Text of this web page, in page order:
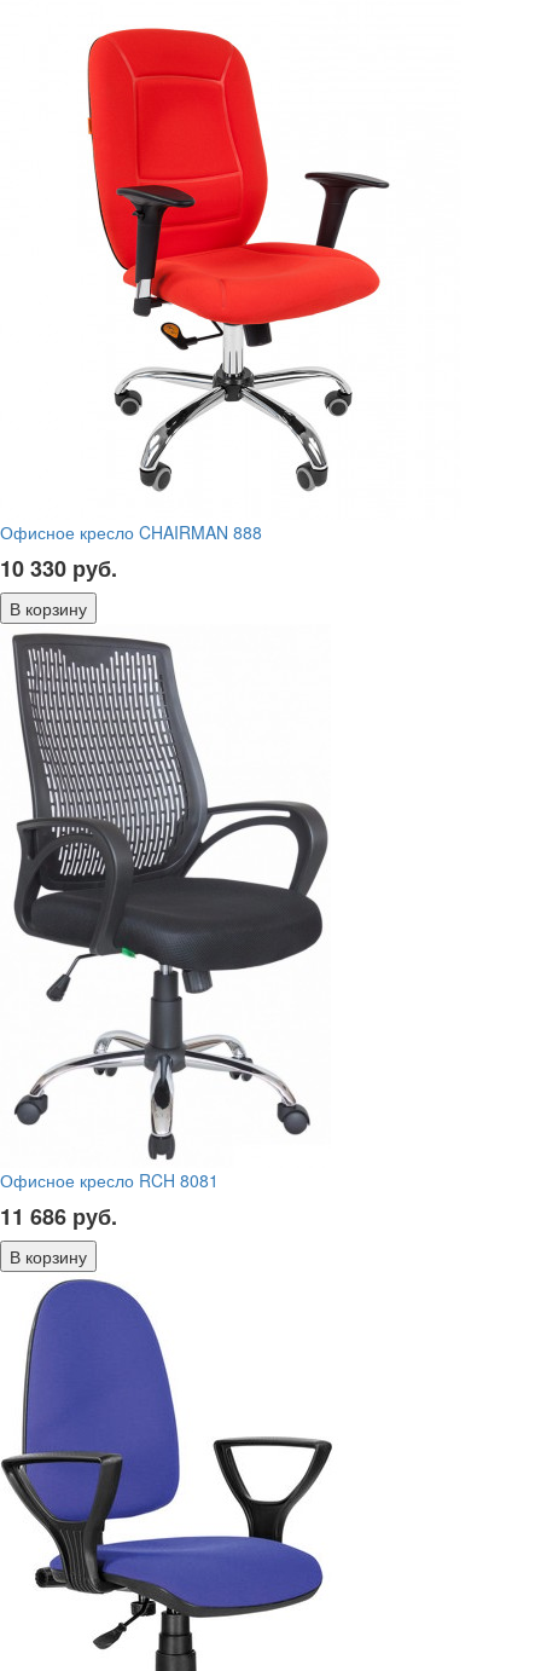
Офисное кресло CHAIRMAN 888
10 330 руб.
Офисное кресло RCH 8081
11 686 руб.